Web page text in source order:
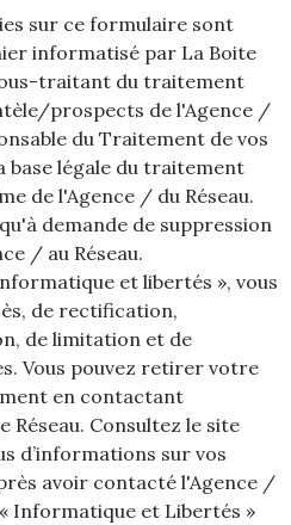
sur ce formulaire sont
informatisé par La Boite
traitant du traitement
prospects de l'Agence /
du Traitement de vos
base légale du traitement
de l'Agence / du Réseau.
demande de suppression
/ au Réseau.
et libertés », vous
de rectification,
de limitation et de
Vous pouvez retirer votre
en contactant
Réseau. Consultez le site
d’informations sur vos
avoir contacté l'Agence /
Informatique et Libertés »